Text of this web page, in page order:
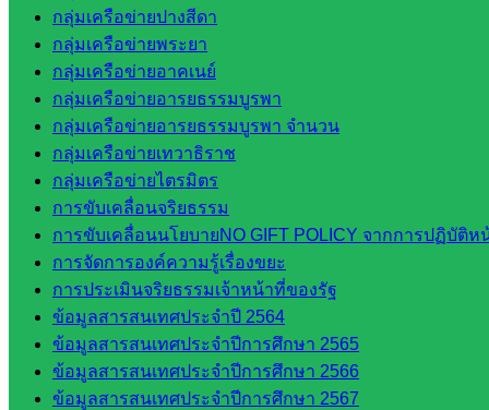
กลุ่มเครือข่ายปางสีดา
กลุ่มเครือข่ายพระยา
กลุ่มเครือข่ายอาคเนย์
กลุ่มเครือข่ายอารยธรรมบูรพา
กลุ่มเครือข่ายอารยธรรมบูรพา จำนวน
กลุ่มเครือข่ายเทวาธิราช
กลุ่มเครือข่ายไตรมิตร
การขับเคลื่อนจริยธรรม
การขับเคลื่อนนโยบายNO GIFT POLICY จากการปฏิบั
การจัดการองค์ความรู้เรื่องขยะ
การประเมินจริยธรรมเจ้าหน้าที่ของรัฐ
ข้อมูลสารสนเทศประจำปี 2564
ข้อมูลสารสนเทศประจำปีการศึกษา 2565
ข้อมูลสารสนเทศประจำปีการศึกษา 2566
ข้อมูลสารสนเทศประจำปีการศึกษา 2567
หน่วยงาน
ในจังหวัด
สระแก้ว
จังหวัด
สระแก้ว
องค์การ
บริหาร
ส่วน
จังหวัด
สระแก้ว
ศึกษาธิการ
จังหวัด